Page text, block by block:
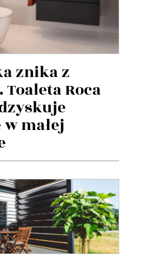
znika z
Roca
małej